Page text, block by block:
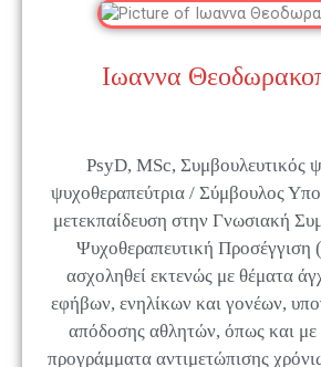
Ιωαννα
PsyD, MSc, Συμβουλευτικός
ψυχοθεραπεύτρια / Σύμβουλος
μετεκπαίδευση στην Γνωσιακή
Ψυχοθεραπευτική Προσέγγιση
ασχοληθεί εκτενώς με θέματα
εφήβων, ενηλίκων και γονέων,
απόδοσης αθλητών, όπως και με
προγράμματα αντιμετώπισης